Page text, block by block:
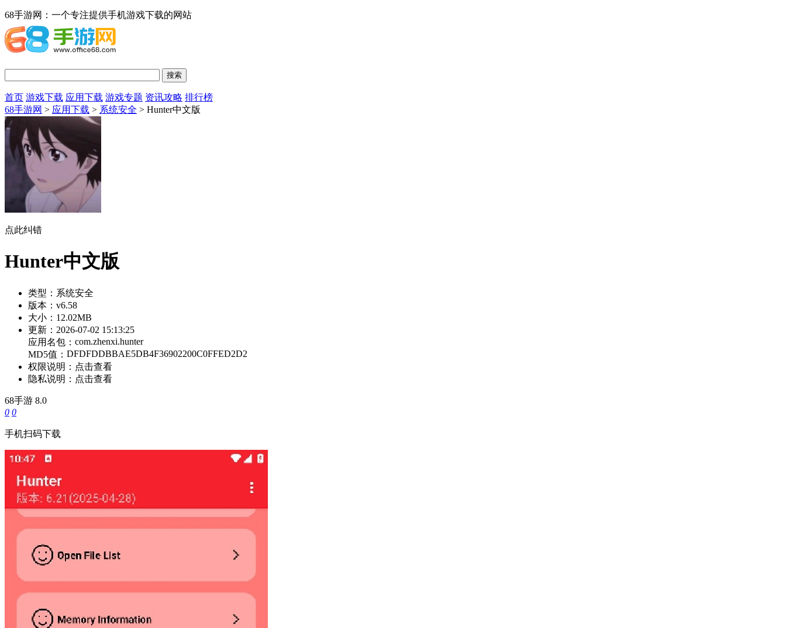
68手游网：一个专注提供手机游戏下载的网站
首页 游戏下载 应用下载 游戏专题 资讯攻略 排行榜
68手游网 > 应用下载 > 系统安全 > Hunter中文版
点此纠错
Hunter中文版
类型： 系统安全
版本： v6.58
大小： 12.02MB
更新： 2026-07-02 15:13:25
应用名包： com.zhenxi.hunter
MD5值： DFDFDDBBAE5DB4F36902200C0FFED2D2
权限说明： 点击查看
隐私说明： 点击查看
68手游 8.0
0 0
手机扫码下载